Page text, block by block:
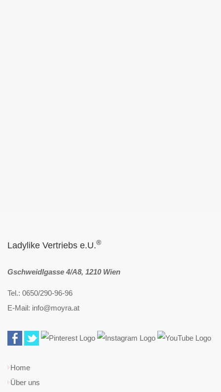
Ladylike Vertriebs e.U.®
Gschweidlgasse 4/A8, 1210 Wien
Tel.: 0650/290-96-96
E-Mail: info@moyra.at
Home
Über uns